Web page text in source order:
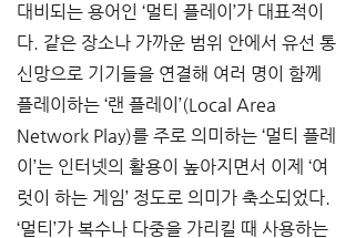
대비되는 용어인 ‘멀티 플레이’가 대표적이
다. 같은 장소나 가까운 범위 안에서 유선 통
신망으로 기기들을 연결해 여러 명이 함께
플레이하는 ‘랜 플레이’(Local Area
Network Play)를 주로 의미하는 ‘멀티 플레
이’는 인터넷의 활용이 높아지면서 이제 ‘여
럿이 하는 게임’ 정도로 의미가 축소되었다.
‘멀티’가 복수나 다중을 가리킬 때 사용하는